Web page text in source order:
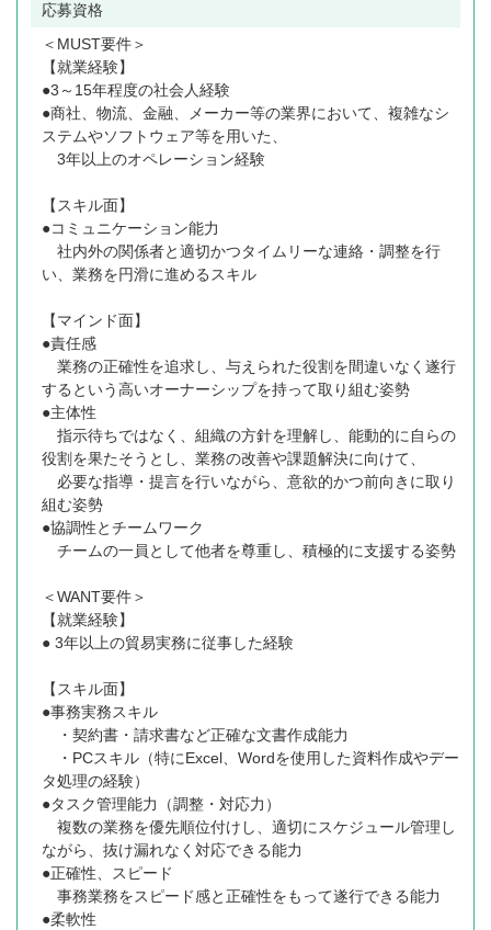
応募資格
＜MUST要件＞
【就業経験】
●3～15年程度の社会人経験
●商社、物流、金融、メーカー等の業界において、複雑なシ
ステムやソフトウェア等を用いた、
3年以上のオペレーション経験
【スキル面】
●コミュニケーション能力
社内外の関係者と適切かつタイムリーな連絡・調整を行
い、業務を円滑に進めるスキル
【マインド面】
●責任感
業務の正確性を追求し、与えられた役割を間違いなく遂行
するという高いオーナーシップを持って取り組む姿勢
●主体性
指示待ちではなく、組織の方針を理解し、能動的に自らの
役割を果たそうとし、業務の改善や課題解決に向けて、
必要な指導・提言を行いながら、意欲的かつ前向きに取り
組む姿勢
●協調性とチームワーク
チームの一員として他者を尊重し、積極的に支援する姿勢
＜WANT要件＞
【就業経験】
● 3年以上の貿易実務に従事した経験
【スキル面】
●事務実務スキル
・契約書・請求書など正確な文書作成能力
・PCスキル（特にExcel、Wordを使用した資料作成やデー
タ処理の経験）
●タスク管理能力（調整・対応力）
複数の業務を優先順位付けし、適切にスケジュール管理し
ながら、抜け漏れなく対応できる能力
●正確性、スピード
事務業務をスピード感と正確性をもって遂行できる能力
●柔軟性